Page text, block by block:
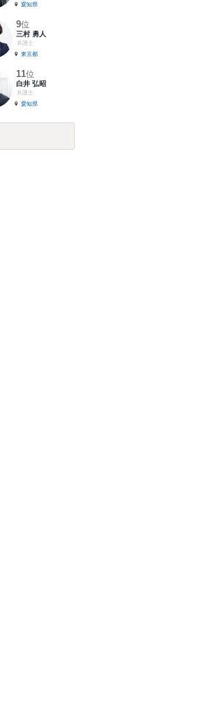
愛知県
9位
三村 勇人
弁護士
東京都
11位
白井 弘昭
弁護士
愛知県